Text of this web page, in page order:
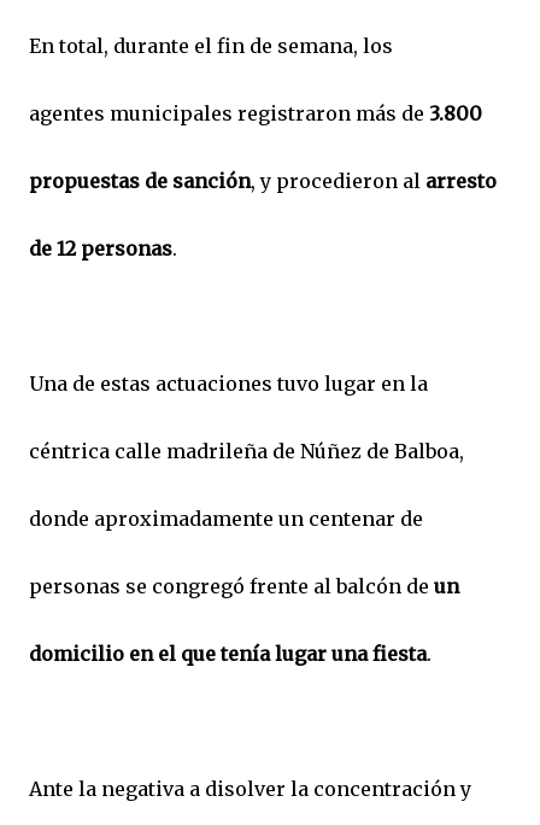
En total, durante el fin de semana, los
agentes municipales registraron más de 3.800
propuestas de sanción, y procedieron al arresto
de 12 personas.
Una de estas actuaciones tuvo lugar en la
céntrica calle madrileña de Núñez de Balboa,
donde aproximadamente un centenar de
personas se congregó frente al balcón de un
domicilio en el que tenía lugar una fiesta.
Ante la negativa a disolver la concentración y